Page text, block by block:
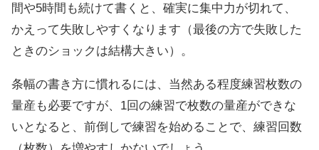
間や5時間も続けて書くと、確実に集中力が切れて、
かえって失敗しやすくなります（最後の方で失敗した
ときのショックは結構大きい）。
条幅の書き方に慣れるには、当然ある程度練習枚数の
量産も必要ですが、1回の練習で枚数の量産ができな
いとなると、前倒しで練習を始めることで、練習回数